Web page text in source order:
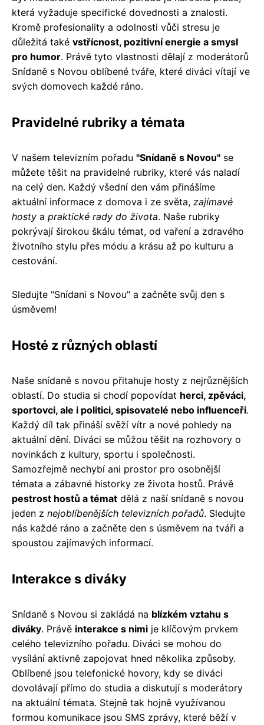
která vyžaduje specifické dovednosti a znalosti.
Kromě profesionality a odolnosti vůči stresu je
důležitá také vstřícnost, pozitivní energie a smysl
pro humor. Právě tyto vlastnosti dělají z moderátorů
Snídaně s Novou oblíbené tváře, které diváci vítají ve
svých domovech každé ráno.
Pravidelné rubriky a témata
V našem televizním pořadu "Snídaně s Novou" se
můžete těšit na pravidelné rubriky, které vás naladí
na celý den. Každý všední den vám přinášíme
aktuální informace z domova i ze světa, zajímavé
hosty a praktické rady do života. Naše rubriky
pokrývají širokou škálu témat, od vaření a zdravého
životního stylu přes módu a krásu až po kulturu a
cestování.
Sledujte "Snídani s Novou" a začněte svůj den s
úsměvem!
Hosté z různých oblastí
Naše snídaně s novou přitahuje hosty z nejrůznějších
oblastí. Do studia si chodí popovídat herci, zpěváci,
sportovci, ale i politici, spisovatelé nebo influenceři.
Každý díl tak přináší svěží vítr a nové pohledy na
aktuální dění. Diváci se můžou těšit na rozhovory o
novinkách z kultury, sportu i společnosti.
Samozřejmě nechybí ani prostor pro osobnější
témata a zábavné historky ze života hostů. Právě
pestrost hostů a témat dělá z naší snídaně s novou
jeden z nejoblíbenějších televizních pořadů. Sledujte
nás každé ráno a začněte den s úsměvem na tváři a
spoustou zajímavých informací.
Interakce s diváky
Snídaně s Novou si zakládá na blízkém vztahu s
diváky. Právě interakce s nimi je klíčovým prvkem
celého televizního pořadu. Diváci se mohou do
vysílání aktivně zapojovat hned několika způsoby.
Oblíbené jsou telefonické hovory, kdy se diváci
dovolávají přímo do studia a diskutují s moderátory
na aktuální témata. Stejně tak hojně využívanou
formou komunikace jsou SMS zprávy, které běží v